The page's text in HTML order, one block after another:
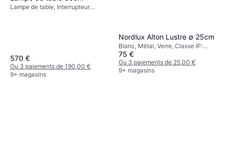
Lampe de table, Interrupteur
570 €
Ou 3 paiements de 190,00 €
9+ magasins
Nordlux Alton Lustre ∅ 25cm
Blanc, Métal, Verre, Classe IP:
IP20, Douille de Lampe: E27
75 €
Ou 3 paiements de 25,00 €
9+ magasins